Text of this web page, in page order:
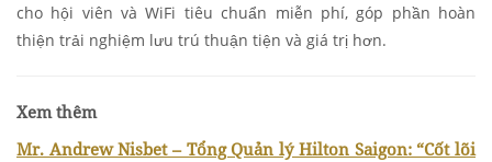
cho hội viên và WiFi tiêu chuẩn miễn phí, góp phần hoàn
thiện trải nghiệm lưu trú thuận tiện và giá trị hơn.
Xem thêm
Mr. Andrew Nisbet – Tổng Quản lý Hilton Saigon: “Cốt lõi